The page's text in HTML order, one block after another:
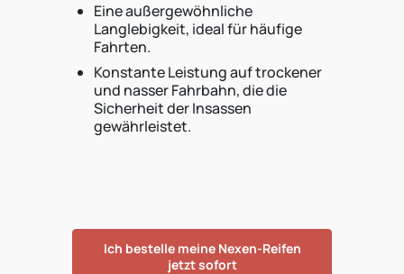
Eine außergewöhnliche
Langlebigkeit, ideal für häufige
Fahrten.
Konstante Leistung auf trockener
und nasser Fahrbahn, die die
Sicherheit der Insassen
gewährleistet.
Ich bestelle meine Nexen-Reifen
jetzt sofort